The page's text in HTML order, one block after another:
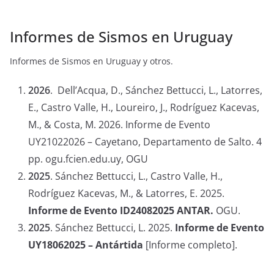
Informes de Sismos en Uruguay
Informes de Sismos en Uruguay y otros.
2026. Dell’Acqua, D., Sánchez Bettucci, L., Latorres,
E., Castro Valle, H., Loureiro, J., Rodríguez Kacevas,
M., & Costa, M. 2026. Informe de Evento
UY21022026 – Cayetano, Departamento de Salto. 4
pp. ogu.fcien.edu.uy, OGU
2025. Sánchez Bettucci, L., Castro Valle, H.,
Rodríguez Kacevas, M., & Latorres, E. 2025.
Informe de Evento ID24082025 ANTAR. OGU.
2025. Sánchez Bettucci, L. 2025. Informe de Evento
UY18062025 – Antártida [Informe completo].